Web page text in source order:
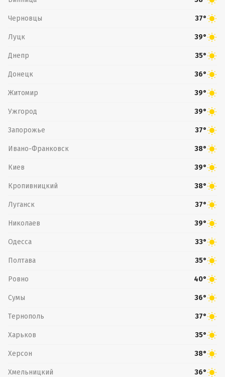
Черновцы 37°
Луцк 39°
Днепр 35°
Донецк 36°
Житомир 39°
Ужгород 39°
Запорожье 37°
Ивано-Франковск 38°
Киев 39°
Кропивницкий 38°
Луганск 37°
Николаев 39°
Одесса 33°
Полтава 35°
Ровно 40°
Сумы 36°
Тернополь 37°
Харьков 35°
Херсон 38°
Хмельницкий 36°